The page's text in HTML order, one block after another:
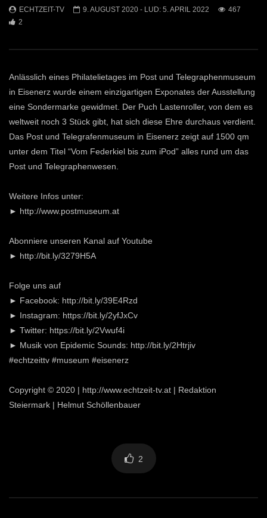
Museumshof: Alte
451
0
ECHTZEIT-TV 9. AUGUST 2020 - LUD: 5. APRIL 2022
467
2
Anlässlich eines Philatelietages im Post und Telegraphenmuseum
in Eisenerz wurde einem einzigartigen Exponates der Ausstellung
eine Sondermarke gewidmet. Der Puch Lastenroller, von dem es
weltweit noch 3 Stück gibt, hat sich diese Ehre durchaus verdient.
Das Post und Telegrafenmuseum in Eisenerz zeigt auf 1500 qm
unter dem Titel “Vom Federkiel bis zum iPod” alles rund um das
Post und Telegraphenwesen.
Weitere Infos unter:
► http://www.postmuseum.at
Abonniere unseren Kanal auf Youtube
► http://bit.ly/3279H5A
Folge uns auf
► Facebook: http://bit.ly/39E4Rzd
► Instagram: https://bit.ly/2yfJxCv
► Twitter: https://bit.ly/2Vwuf4i
► Musik von Epidemic Sounds: http://bit.ly/2Htrjiv
#echtzeittv #museum #eisenerz
Copyright © 2020 | http://www.echtzeit-tv.at | Redaktion
Steiermark | Helmut Schöllenbauer
2